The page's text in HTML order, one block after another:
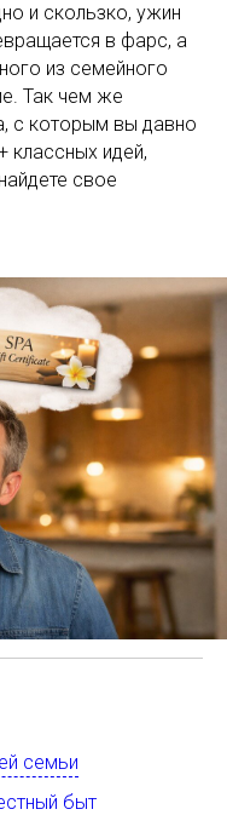
и скользко, ужин
в фарс, а
из семейного
Так чем же
с которым вы давно
классных идей,
свое
семьи
быт